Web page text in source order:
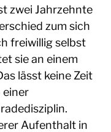
zwei Jahrzehnte
zum sich
freiwillig selbst
sie an einem
lässt keine Zeit
einer
Aufenthalt in